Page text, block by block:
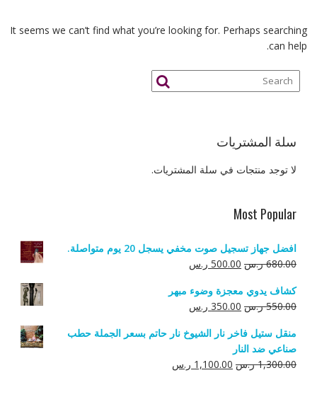
It seems we can’t find what you’re looking for. Perhaps searching
can help.
سلة المشتريات
لا توجد منتجات في سلة المشتريات.
Most Popular
افضل جهاز تسجيل صوت مخفي يسجل 20 يوم متواصلة.
680.00 ر.س السعر
هو:
680.00 ر.س.
500.00 ر.سالسعر
هو:
500.00 ر.س.
كشاف يدوي معجزة وضوء مبهر
550.00 ر.س السعر
هو:
550.00 ر.س.
350.00 ر.سالسعر
هو:
منقل ستيل فاخر نار الشيوخ نار حاتم بسعر الجملة حطب
صناعي ضد النار
1,300.00 ر.س السعر
1,100.00 ر.سالسعر